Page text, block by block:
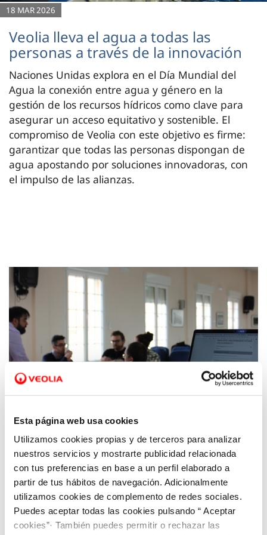
Esta página web usa cookies
Utilizamos cookies propias y de terceros para analizar
nuestros servicios y mostrarte publicidad relacionada
con tus preferencias en base a un perfil elaborado a
partir de tus hábitos de navegación. Adicionalmente
utilizamos cookies de complemento de redes sociales.
Puedes aceptar todas las cookies pulsando “ Aceptar
cookies”· También puedes permitir o rechazar las
18 MAR 2026
Veolia lleva el agua a todas las
personas a través de la innovación
Naciones Unidas explora en el Día Mundial del
Agua la conexión entre agua y género en la
gestión de los recursos hídricos como clave para
asegurar un acceso equitativo y sostenible. El
compromiso de Veolia con este objetivo es firme:
garantizar que todas las personas dispongan de
agua apostando por soluciones innovadoras, con
el impulso de las alianzas.
20 DIC 2021
Hidrogea participa en el Programa
Eurodisea para facilitar prácticas laborales
formativas